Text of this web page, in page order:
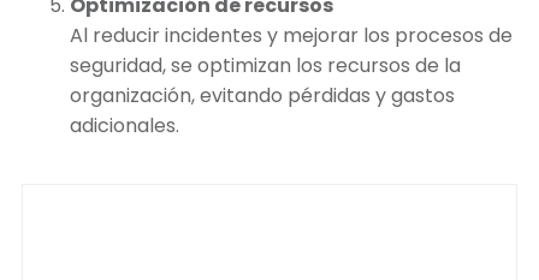
Optimización de recursos
Al reducir incidentes y mejorar los procesos de
seguridad, se optimizan los recursos de la
organización, evitando pérdidas y gastos
adicionales.